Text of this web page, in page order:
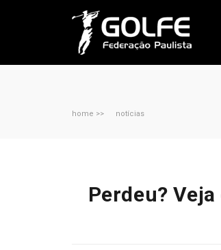
home >> notícias
Perdeu?